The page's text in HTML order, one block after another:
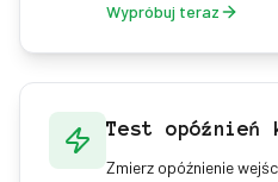
Wypróbuj teraz
Test opóźnień
Zmierz opóźnienie